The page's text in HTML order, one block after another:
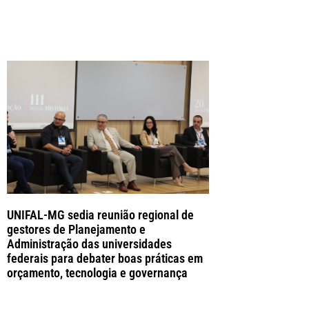
UNIFAL-MG sedia reunião regional de
gestores de Planejamento e
Administração das universidades
federais para debater boas práticas em
orçamento, tecnologia e governança